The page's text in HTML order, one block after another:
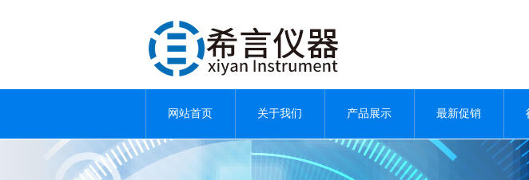
网站首页 关于我们 产品展示 最新促销